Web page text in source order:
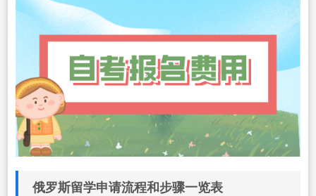
俄罗斯留学申请流程和步骤一览表